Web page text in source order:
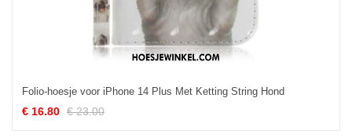
Folio-hoesje voor iPhone 14 Plus Met Ketting String Hond
€ 16.80 € 23.00